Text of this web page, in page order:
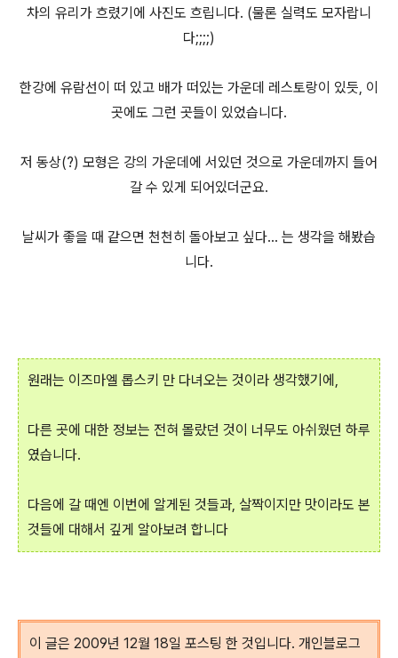
차의 유리가 흐렸기에 사진도 흐립니다. (물론 실력도 모자랍니
다;;;;)
한강에 유람선이 떠 있고 배가 떠있는 가운데 레스토랑이 있듯, 이
곳에도 그런 곳들이 있었습니다.
저 동상(?) 모형은 강의 가운데에 서있던 것으로 가운데까지 들어
갈 수 있게 되어있더군요.
날씨가 좋을 때 같으면 천천히 돌아보고 싶다... 는 생각을 해봤습
니다.
원래는 이즈마엘 롭스키 만 다녀오는 것이라 생각했기에,
다른 곳에 대한 정보는 전혀 몰랐던 것이 너무도 아쉬웠던 하루
였습니다.
다음에 갈 때엔 이번에 알게된 것들과, 살짝이지만 맛이라도 본
것들에 대해서 깊게 알아보려 합니다
이 글은 2009년 12월 18일 포스팅 한 것입니다. 개인블로그